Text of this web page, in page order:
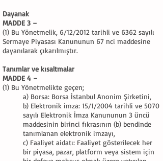
Dayanak
MADDE 3 –
(1) Bu Yönetmelik, 6/12/2012 tarihli ve 6362 sayılı
Sermaye Piyasası Kanununun 67 nci maddesine
dayanılarak çıkarılmıştır.
Tanımlar ve kısaltmalar
MADDE 4 –
(1) Bu Yönetmelikte geçen;
a) Borsa: Borsa İstanbul Anonim Şirketini,
b) Elektronik imza: 15/1/2004 tarihli ve 5070
sayılı Elektronik İmza Kanununun 3 üncü
maddesinin birinci fıkrasının (b) bendinde
tanımlanan elektronik imzayı,
c) Faaliyet aidatı: Faaliyet gösterilecek her
bir piyasa, pazar, platform veya sistem için